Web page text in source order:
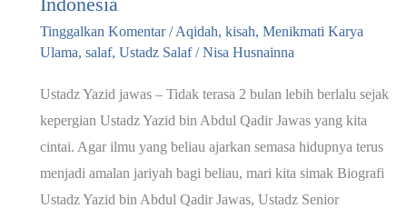
Tinggalkan Komentar /Aqidah, kisah, Menikmati Karya
Ulama, salaf, Ustadz Salaf/Nisa Husnainna
Ustadz Yazid jawas – Tidak terasa 2 bulan lebih berlalu sejak
kepergian Ustadz Yazid bin Abdul Qadir Jawas yang kita
cintai. Agar ilmu yang beliau ajarkan semasa hidupnya terus
menjadi amalan jariyah bagi beliau, mari kita simak Biografi
Ustadz Yazid bin Abdul Qadir Jawas, Ustadz Senior